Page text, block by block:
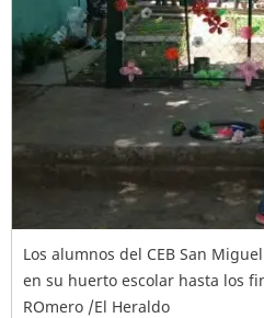
Los alumnos del CEB San
en su huerto escolar hasta los
ROmero /El Heraldo